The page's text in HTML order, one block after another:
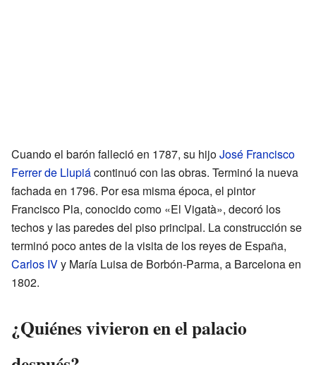
Cuando el barón falleció en 1787, su hijoJosé Francisco
Ferrer de Llupiácontinuó con las obras. Terminó la nueva
fachada en 1796. Por esa misma época, el pintor
Francisco Pla, conocido como «El Vigatà», decoró los
techos y las paredes del piso principal. La construcción se
terminó poco antes de la visita de los reyes de España,
Carlos IVy María Luisa de Borbón-Parma, a Barcelona en
1802.
¿Quiénes vivieron en el palacio